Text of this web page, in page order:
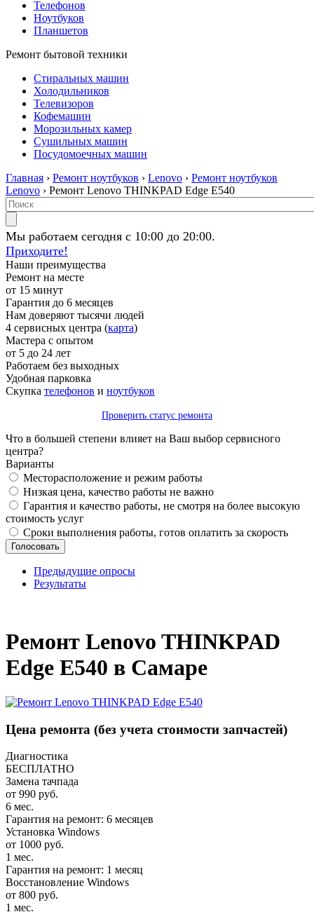
Телефонов
Ноутбуков
Планшетов
Ремонт бытовой техники
Стиральных машин
Холодильников
Телевизоров
Кофемашин
Морозильных камер
Сушильных машин
Посудомоечных машин
Главная › Ремонт ноутбуков › Lenovo › Ремонт ноутбуков
Lenovo › Ремонт Lenovo THINKPAD Edge E540
Мы работаем сегодня с 10:00 до 20:00.
Приходите!
Наши преимущества
Ремонт на месте
от 15 минут
Гарантия до 6 месяцев
Нам доверяют тысячи людей
4 сервисных центра (карта)
Мастера с опытом
от 5 до 24 лет
Работаем без выходных
Удобная парковка
Скупка телефонов и ноутбуков
Проверить статус ремонта
Что в большей степени влияет на Ваш выбор сервисного
центра?
Варианты
Месторасположение и режим работы
Низкая цена, качество работы не важно
Гарантия и качество работы, не смотря на более высокую
стоимость услуг
Сроки выполнения работы, готов оплатить за скорость
Предыдущие опросы
Результаты
Ремонт Lenovo THINKPAD
Edge E540 в Самаре
Цена ремонта (без учета стоимости запчастей)
Диагностика
БЕСПЛАТНО
Замена тачпада
от 990 руб.
6 мес.
Гарантия на ремонт: 6 месяцев
Установка Windows
от 1000 руб.
1 мес.
Гарантия на ремонт: 1 месяц
Восстановление Windows
от 800 руб.
1 мес.